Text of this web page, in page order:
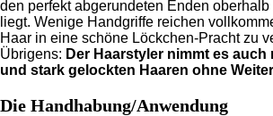
den perfekt abgerundeten Enden
liegt. Wenige Handgriffe reichen
Haar in eine schöne Löckchen-Pracht zu
Übrigens: Der Haarstyler nimmt es auch
und stark gelockten Haaren ohne
Die Handhabung/Anwendung